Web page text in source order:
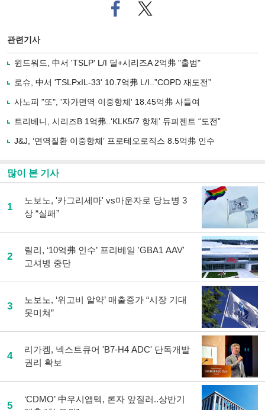
페
이
로
기
사
유
기
트위
터로
관련기사
윈드워드, 中서 'TSLP' L/I 딜+시리즈A 2억弗 "출범"
로슈, 中서 'TSLPxIL-33' 10.7억弗 L/I..”COPD 재도전”
사노피 "또", '자가면역 이중항체' 18.45억弗 사들여
트리베니, 시리즈B 1억弗..‘KLK5/7 항체’ 듀피젠트 “도전”
J&J, ‘면역질환 이중항체’ 프로테오로직스 8.5억弗 인수
많이 본 기사
1
노보노, '카그리세마' vs마운자로 당뇨병 3
상 “실패”
2
릴리, ‘10억弗 인수’ 프리베일 'GBA1 AAV'
고셔병 중단
3
노보노, ‘위고비 알약’ 매출증가 “시장 기대
못미쳐”
4
리가켐, 넥스트큐어 'B7-H4 ADC' 단독개발
권리 확보
5
‘CDMO’ 中우시앱텍, 론자 앞질러..상반기